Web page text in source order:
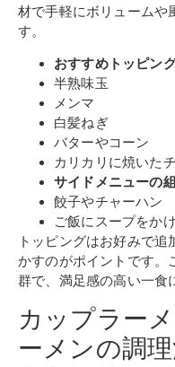
材で手軽にボリュームや
す。
おすすめトッピン
半熟味玉
メンマ
白髪ねぎ
バターやコーン
カリカリに焼いた
サイドメニューの
餃子やチャーハン
ご飯にスープをか
トッピングはお好みで
かすのがポイントです。
群で、満足感の高い一食
カップラー
ーメンの調